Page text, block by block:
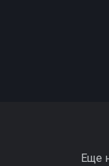
Еще